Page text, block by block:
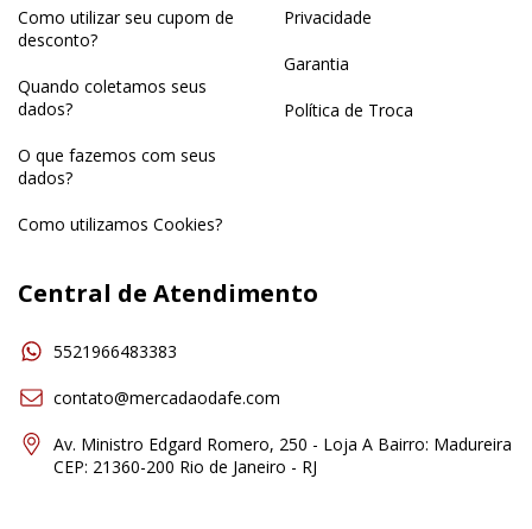
Como utilizar seu cupom de
desconto?
Quando coletamos seus
dados?
O que fazemos com seus
dados?
Como utilizamos Cookies?
Privacidade
Garantia
Política de Troca
Central de Atendimento
5521966483383
contato@mercadaodafe.com
Av. Ministro Edgard Romero, 250 - Loja A Bairro: Madureira
CEP: 21360-200 Rio de Janeiro - RJ